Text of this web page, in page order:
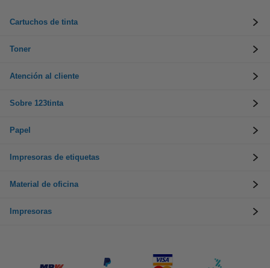
Cartuchos de tinta
Toner
Atención al cliente
Sobre 123tinta
Papel
Impresoras de etiquetas
Material de oficina
Impresoras